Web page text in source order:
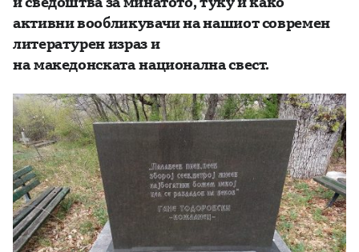
активни вообликувачи на нашиот современ
литературен израз и
намакедонскатанационална свест.